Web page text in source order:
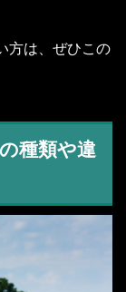
方は、ぜひこの
種類や違